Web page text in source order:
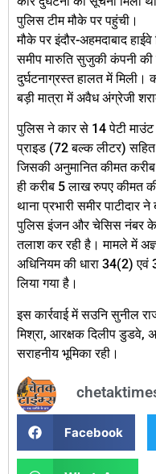
पुलिस टीम मौके पर पहुंची।
मौके पर इंदौर-अहमदाबाद
समीप मारुति सुजुकी कंपनी की
दुर्घटनाग्रस्त हालत में
बड़ी मात्रा में अवैध अंग्रेजी
पुलिस ने कार से 14 पेटी
प्राइड (72 बल्क लीटर)
जिसकी अनुमानित कीमत
ही करीब 5 लाख रुपए कीमत
थाना प्रभारी समीर पाटीदार
पुलिस इंजन और चेसिस नंबर के
तलाश कर रही है। मामले में
अधिनियम की धारा 34(2)
लिया गया है।
इस कार्रवाई में सउनि सुनील
मिश्रा, आरक्षक दिलीप डुडवे,
सराहनीय भूमिका रही।
Facebook